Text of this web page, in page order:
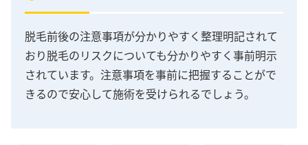
脱毛前後の注意事項が分かりやすく整理明記されて
おり脱毛のリスクについても分かりやすく事前明示
されています。注意事項を事前に把握することがで
きるので安心して施術を受けられるでしょう。